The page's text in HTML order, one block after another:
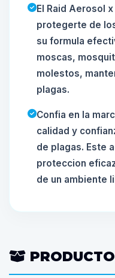
El Raid Aerosol
protegerte de
su formula
moscas,
molestos,
plagas.
Confia en la
calidad y
de plagas. Este
proteccion
de un ambiente